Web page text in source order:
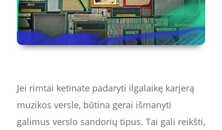
Jei rimtai ketinate padaryti ilgalaikę karjerą
muzikos versle, būtina gerai išmanyti
galimus verslo sandorių tipus. Tai gali reikšti,